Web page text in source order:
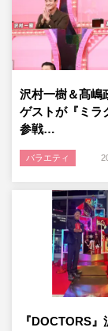
沢村一樹＆髙嶋
ゲストが『ミラ
参戦…
バラエティ
『DOCTORS